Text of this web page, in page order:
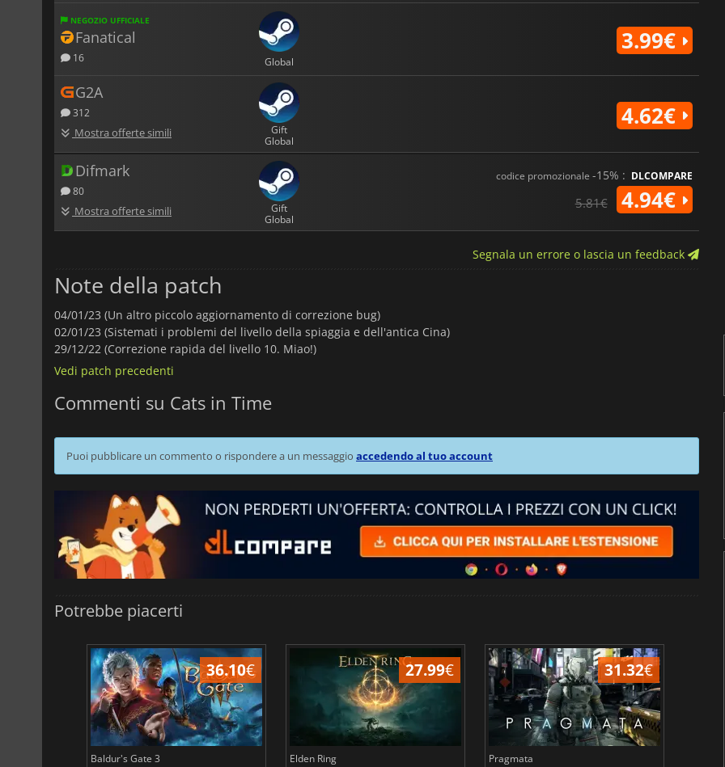
NEGOZIO UFFICIALE
Fanatical
16 Global
3.99€
G2A
312
Mostra offerte simili
Gift
Global
4.62€
Difmark
80
Mostra offerte simili
Gift
Global
codice promozionale -15% : DLCOMPARE
5.81€ 4.94€
Segnala un errore o lascia un feedback
Note della patch
04/01/23 (Un altro piccolo aggiornamento di correzione bug)
02/01/23 (Sistemati i problemi del livello della spiaggia e dell'antica Cina)
29/12/22 (Correzione rapida del livello 10. Miao!)
Vedi patch precedenti
Commenti su Cats in Time
Puoi pubblicare un commento o rispondere a un messaggio accedendo al tuo account
Potrebbe piacerti
36.10€
Baldur's Gate 3
27.99€
Elden Ring
31.32€
Pragmata Total